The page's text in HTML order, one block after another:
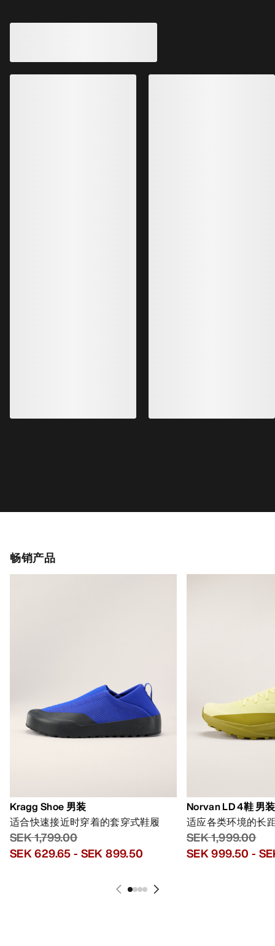
畅销产品
Kragg Shoe 男装
适合快速接近时穿着的套穿式鞋履
SEK 1,799.00
SEK 629.65- SEK 899.50
Norvan LD 4鞋 男装
适应各类环境的长
SEK 1,999.00
SEK 999.50 -